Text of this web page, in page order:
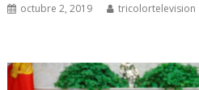
octubre 2, 2019 tricolortelevision